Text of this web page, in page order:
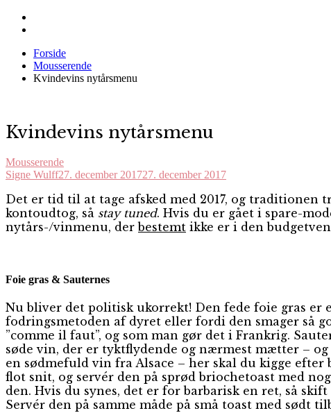
Forside
Mousserende
Kvindevins nytårsmenu
Kvindevins nytårsmenu
Mousserende
Signe Wulff27. december 201727. december 2017
Det er tid til at tage afsked med 2017, og
kontoudtog, så stay tuned. Hvis du er gået i spare-
nytårs-/vinmenu, derbestemt ikke er i den
Foie gras & Sauternes
Nu bliver det politisk ukorrekt! Den fede foie gras er
fodringsmetoden af dyret eller fordi den smager så
”comme il faut”, og som man gør det i Frankrig.
søde vin, der er tyktflydende og nærmest mætter –
en sødmefuld vin fra Alsace – her skal du kigge efter
flot snit, og servér den på sprød briochetoast med
den. Hvis du synes, det er for barbarisk en ret, så
Servér den på samme måde på små toast med sødt